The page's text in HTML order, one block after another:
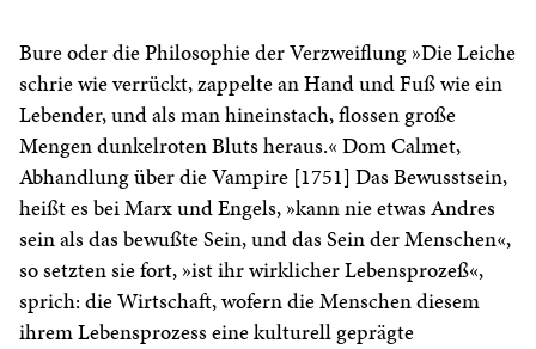
Bure oder die Philosophie der Verzweiflung »Die Leiche
schrie wie verrückt, zappelte an Hand und Fuß wie ein
Lebender, und als man hineinstach, flossen große
Mengen dunkelroten Bluts heraus.« Dom Calmet,
Abhandlung über die Vampire [1751] Das Bewusstsein,
heißt es bei Marx und Engels, »kann nie etwas Andres
sein als das bewußte Sein, und das Sein der Menschen«,
so setzten sie fort, »ist ihr wirklicher Lebensprozeß«,
sprich: die Wirtschaft, wofern die Menschen diesem
ihrem Lebensprozess eine kulturell geprägte